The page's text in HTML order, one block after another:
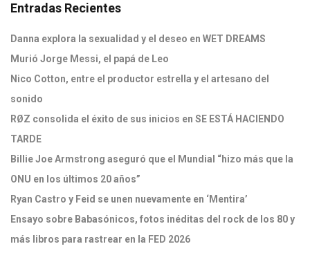
Entradas Recientes
Danna explora la sexualidad y el deseo en WET DREAMS
Murió Jorge Messi, el papá de Leo
Nico Cotton, entre el productor estrella y el artesano del
sonido
RØZ consolida el éxito de sus inicios en SE ESTÁ HACIENDO
TARDE
Billie Joe Armstrong aseguró que el Mundial “hizo más que la
ONU en los últimos 20 años”
Ryan Castro y Feid se unen nuevamente en ‘Mentira’
Ensayo sobre Babasónicos, fotos inéditas del rock de los 80 y
más libros para rastrear en la FED 2026